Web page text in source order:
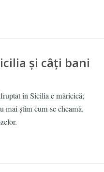
și câți bani
în Sicilia e măricică;
mai știm cum se cheamă.